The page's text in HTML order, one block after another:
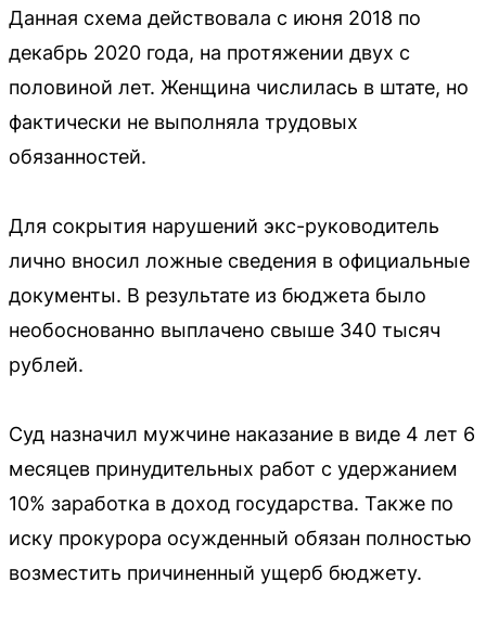
Данная схема действовала с июня 2018 по
декабрь 2020 года, на протяжении двух с
половиной лет. Женщина числилась в штате, но
фактически не выполняла трудовых
обязанностей.
Для сокрытия нарушений экс-руководитель
лично вносил ложные сведения в официальные
документы. В результате из бюджета было
необоснованно выплачено свыше 340 тысяч
рублей.
Суд назначил мужчине наказание в виде 4 лет 6
месяцев принудительных работ с удержанием
10% заработка в доход государства. Также по
иску прокурора осужденный обязан полностью
возместить причиненный ущерб бюджету.